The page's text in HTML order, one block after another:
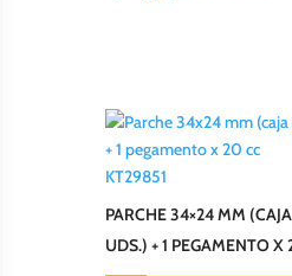
KT29851
PARCHE 34×24 MM
UDS.) + 1 PEGAMENTO X